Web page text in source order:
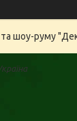
та шоу-руму